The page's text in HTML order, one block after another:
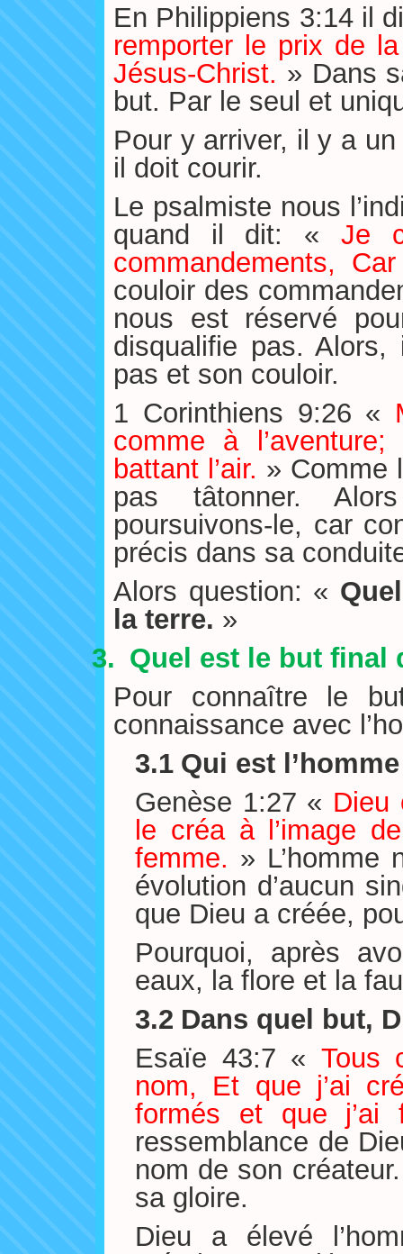
En Philippiens 3:14 il
remporter le prix de
Jésus-Christ. » Dans
but. Par le seul et
Pour y arriver, il y a
il doit courir.
Le psalmiste nous
quand il dit: « Je
commandements,
couloir des
nous est réservé
disqualifie pas.
pas et son couloir.
1 Corinthiens 9:26 «
comme à
battant l’air. » Comme
pas tâtonner.
poursuivons-le, car
précis dans sa
Alors question: «
la terre. »
3. Quel est le but final
Pour connaître le
connaissance avec
3.1 Qui est
Genèse 1:27 « Dieu
le créa à l’image
femme. » L’homme
évolution d’aucun
que Dieu a créée,
Pourquoi, après
eaux, la flore et la
3.2 Dans quel but,
Esaïe 43:7 « Tous
nom, Et que j’ai
formés et que
ressemblance de
nom de son
sa gloire.
Dieu a élevé